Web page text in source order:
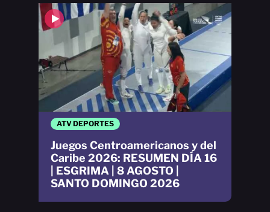
ATV DEPORTES
Juegos Centroamericanos y del
Caribe 2026: RESUMEN DÍA 16
| ESGRIMA | 8 AGOSTO |
SANTO DOMINGO 2026